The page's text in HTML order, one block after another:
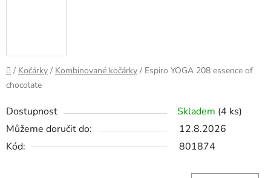
Domů
/ Kočárky / Kombinované kočárky / Espiro YOGA 208 essence of
chocolate
Dostupnost Skladem (4 ks)
Můžeme doručit do:
12.8.2026
Kód:
801874